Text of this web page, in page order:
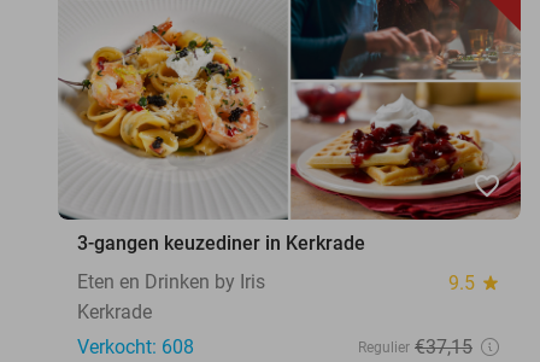
favorite_border
3-gangen keuzediner in Kerkrade
Eten en Drinken by Iris
9.5 star
Kerkrade
Verkocht: 608
Regulier €37,15